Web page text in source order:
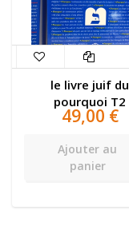
le livre juif du
pourquoi T2
49,00 €
Ajouter au
panier